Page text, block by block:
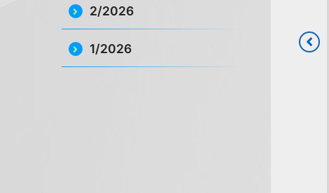
2/2026
1/2026